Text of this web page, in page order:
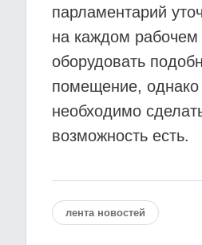
парламентарий
на каждом
оборудовать
помещение, однако
необходимо
возможность есть.
лента новостей